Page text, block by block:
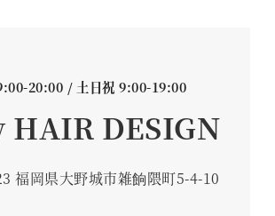
20:00 / 土日祝 9:00-19:00
HAIR DESIGN
福岡県大野城市雑餉隈町5-4-10